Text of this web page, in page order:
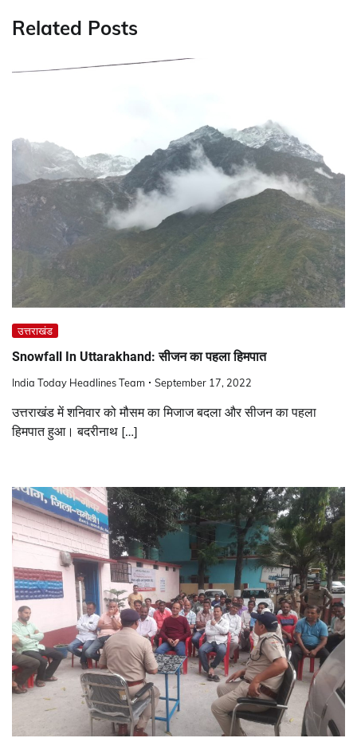
Related Posts
उत्तराखंड
Snowfall In Uttarakhand: सीजन का पहला हिमपात
India Today Headlines Team September 17, 2022
उत्तराखंड में शनिवार को मौसम का मिजाज बदला और सीजन का पहला
हिमपात हुआ। बदरीनाथ […]